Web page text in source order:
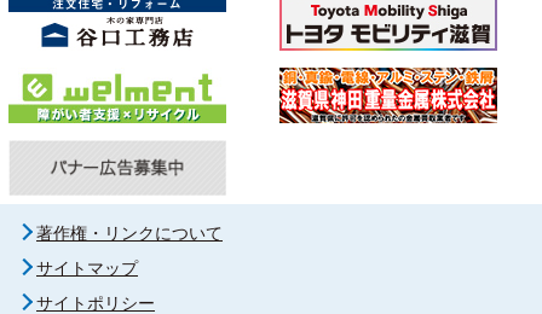
著作権・リンクについて
サイトマップ
サイトポリシー